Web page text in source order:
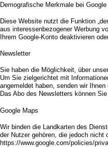
Demografische Merkmale bei
Diese Website nutzt die Funktion
aus interessenbezogener Werbung
Ihrem Google-Konto deaktivieren
Newsletter
Sie haben die Möglichkeit, über
Um Sie zielgerichtet mit
angemeldet haben, senden wir
Das Abo des Newsletters können
Google Maps
Wir binden die Landkarten des
der Nutzer gehören, die jedoch nicht
https://www.google.com/policies/